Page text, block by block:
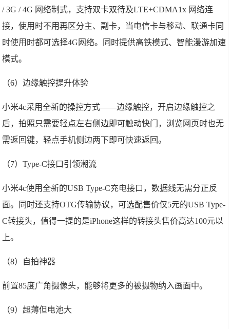
/ 3G / 4G 网络制式，支持双卡双待及LTE+CDMA1x 网络连
接，使用时不用再区分主、副卡，当电信卡与移动、联通卡同
时使用时都可选择4G网络。同时提供高铁模式、智能漫游加速
模式。
（6）边缘触控提升体验
小米4c采用全新的操控方式——边缘触控，开启边缘触控之
后，拍照只需要轻点左右侧边即可触动快门，浏览网页时也无
需返回键，轻点手机侧边两下即可快速返回。
（7）Type-C接口引领潮流
小米4c使用全新的USB Type-C充电接口，数据线无需分正反
面。同时还支持OTG传输协议，可选配售价仅5元的USB Type-
C转接头，值得一提的是iPhone这样的转接头售价高达100元以
上。
（8）自拍神器
前置85度广角摄像头，能够将更多的被摄物纳入画面中。
（9）超薄但电池大